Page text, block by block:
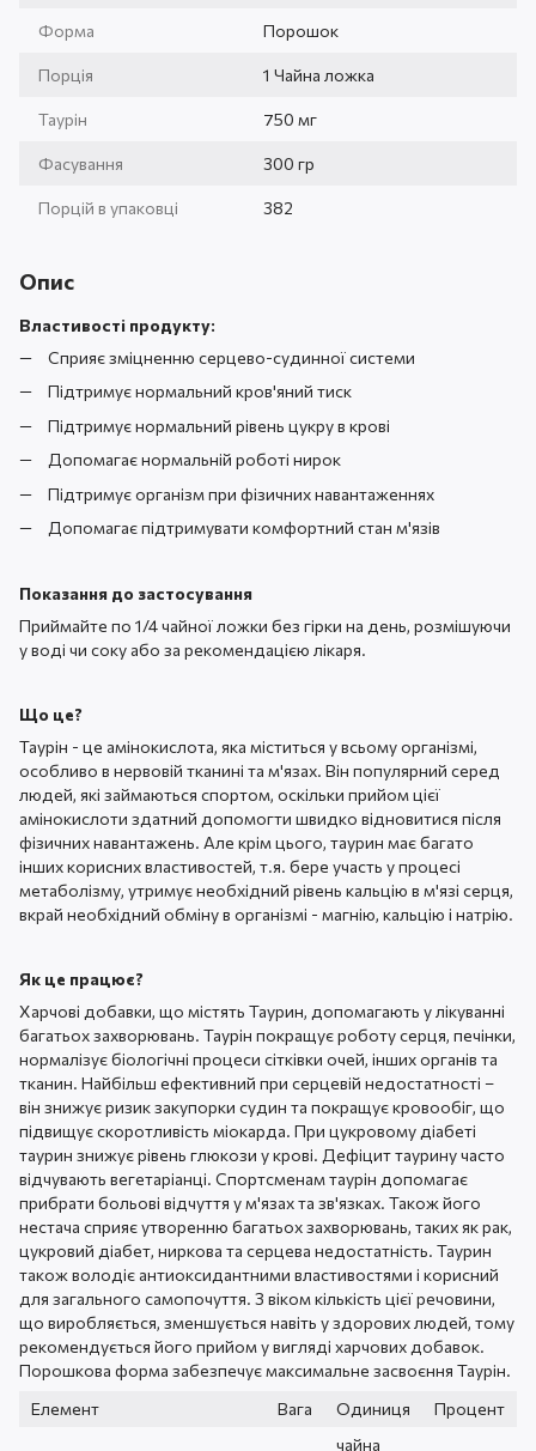
Форма Порошок
Порція 1 Чайна ложка
Таурін 750 мг
Фасування 300 гр
Порцій в упаковці 382
Опис
Властивості продукту:
Сприяє зміцненню серцево-судинної системи
Підтримує нормальний кров'яний тиск
Підтримує нормальний рівень цукру в крові
Допомагає нормальній роботі нирок
Підтримує організм при фізичних навантаженнях
Допомагає підтримувати комфортний стан м'язів
Показання до застосування
Приймайте по 1/4 чайної ложки без гірки на день, розмішуючи
у воді чи соку або за рекомендацією лікаря.
Що це?
Таурін - це амінокислота, яка міститься у всьому організмі,
особливо в нервовій тканині та м'язах. Він популярний серед
людей, які займаються спортом, оскільки прийом цієї
амінокислоти здатний допомогти швидко відновитися після
фізичних навантажень. Але крім цього, таурин має багато
інших корисних властивостей, т.я. бере участь у процесі
метаболізму, утримує необхідний рівень кальцію в м'язі серця,
вкрай необхідний обміну в організмі - магнію, кальцію і натрію.
Як це працює?
Харчові добавки, що містять Таурин, допомагають у лікуванні
багатьох захворювань. Таурін покращує роботу серця, печінки,
нормалізує біологічні процеси сітківки очей, інших органів та
тканин. Найбільш ефективний при серцевій недостатності –
він знижує ризик закупорки судин та покращує кровообіг, що
підвищує скоротливість міокарда. При цукровому діабеті
таурин знижує рівень глюкози у крові. Дефіцит таурину часто
відчувають вегетаріанці. Спортсменам таурін допомагає
прибрати больові відчуття у м'язах та зв'язках. Також його
нестача сприяє утворенню багатьох захворювань, таких як рак,
цукровий діабет, ниркова та серцева недостатність. Таурин
також володіє антиоксидантними властивостями і корисний
для загального самопочуття. З віком кількість цієї речовини,
що виробляється, зменшується навіть у здорових людей, тому
рекомендується його прийом у вигляді харчових добавок.
Порошкова форма забезпечує максимальне засвоєння Таурін.
Елемент
Вага Одиниця Процент
чайна